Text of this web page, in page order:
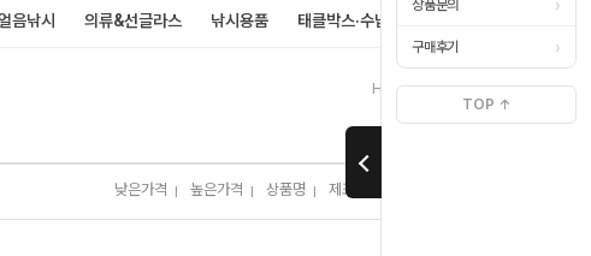
상품문의 ›
구매후기 ›
TOP ↑
음낚시 의류&선글라스 낚시용품 태클박스·수납
Home>브랜드별[ㄹ]>레벨
낮은가격 I 높은가격 I 상품명 I 제조사